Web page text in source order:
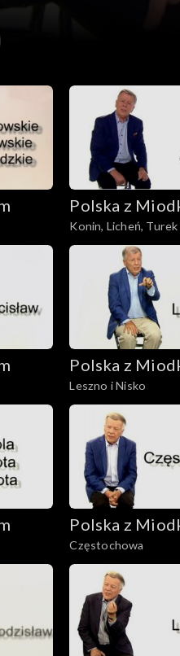
Polska z
Konin, Licheń, Turek
Polska z
Leszno i Nisko
Polska z
Częstochowa